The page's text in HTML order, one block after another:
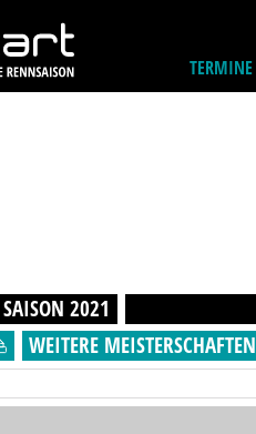
TERMINE
SAISON2021
WEITERE MEISTERSCHAFTEN